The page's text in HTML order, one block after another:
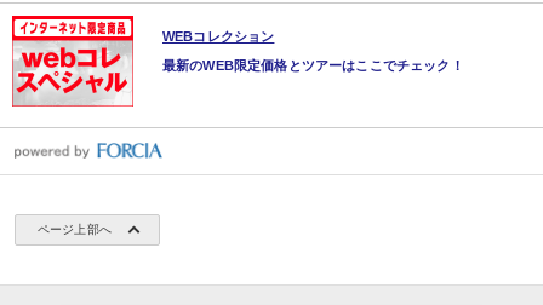
WEBコレクション
最新のWEB限定価格とツアーはここでチェック！
ページ上部へ